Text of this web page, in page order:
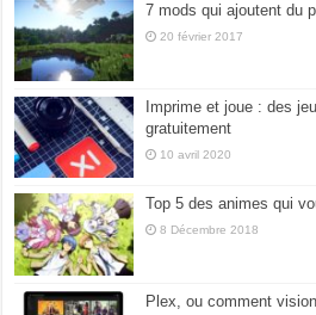
7 mods qui ajoutent du
20 février 2017
Imprime et joue : des
gratuitement
10 avril 2020
Top 5 des animes qui
8 Décembre 2018
Plex, ou comment